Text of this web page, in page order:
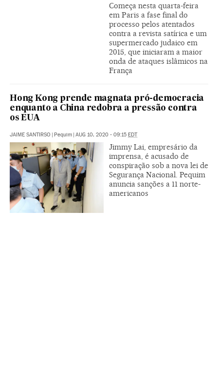
Começa nesta quarta-feira
em Paris a fase final do
processo pelos atentados
contra a revista satírica e um
supermercado judaico em
2015, que iniciaram a maior
onda de ataques islâmicos na
França
Hong Kong prende magnata pró-democracia
enquanto a China redobra a pressão contra
os EUA
JAIME SANTIRSO | Pequim | AUG 10, 2020 - 09:15 EDT
Jimmy Lai, empresário da
imprensa, é acusado de
conspiração sob a nova lei de
Segurança Nacional. Pequim
anuncia sanções a 11 norte-
americanos